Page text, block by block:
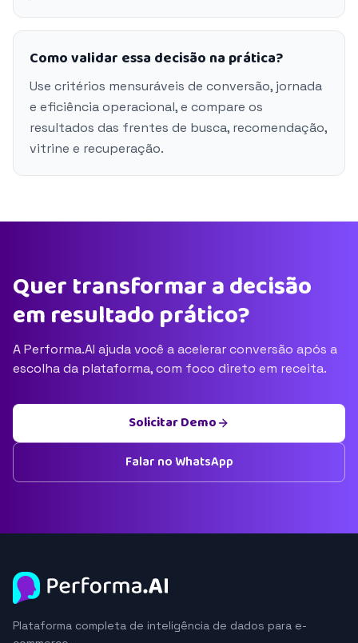
Como validar essa decisão na prática?
Use critérios mensuráveis de conversão, jornada
e eficiência operacional, e compare os
resultados das frentes de busca, recomendação,
vitrine e recuperação.
Quer transformar a decisão
em resultado prático?
A Performa.AI ajuda você a acelerar conversão após a
escolha da plataforma, com foco direto em receita.
Solicitar Demo
Falar no WhatsApp
Plataforma completa de inteligência de dados para e-